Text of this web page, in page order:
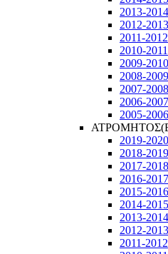
2013-2014
2012-2013
2011-2012
2010-2011
2009-2010
2008-2009
2007-2008
2006-2007
2005-2006
2019-2020
2018-2019
2017-2018
2016-2017
2015-2016
2014-2015
2013-2014
2012-2013
2011-2012